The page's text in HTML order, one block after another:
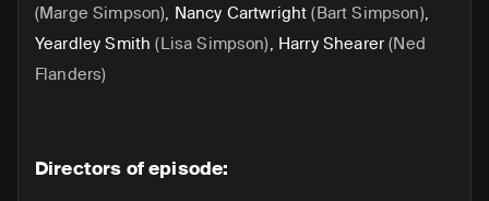
(Marge Simpson), Nancy Cartwright (Bart Simpson),
Yeardley Smith (Lisa Simpson), Harry Shearer (Ned
Flanders)
Directors of episode: